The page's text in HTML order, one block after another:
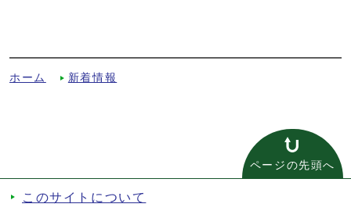
ホーム 新着情報
ページの先頭へ
このサイトについて